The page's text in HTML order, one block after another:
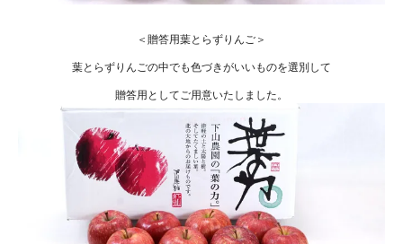
＜贈答用葉とらずりんご＞
葉とらずりんごの中でも色づきがいいものを選別して
贈答用としてご用意いたしました。